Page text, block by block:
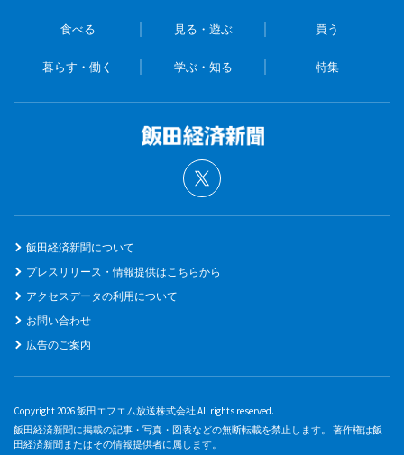
食べる 見る・遊ぶ 買う
暮らす・働く 学ぶ・知る 特集
飯田経済新聞について
プレスリリース・情報提供はこちらから
アクセスデータの利用について
お問い合わせ
広告のご案内
Copyright 2026 飯田エフエム放送株式会社 All rights reserved.
飯田経済新聞に掲載の記事・写真・図表などの無断転載を禁止します。 著作権は飯
田経済新聞またはその情報提供者に属します。